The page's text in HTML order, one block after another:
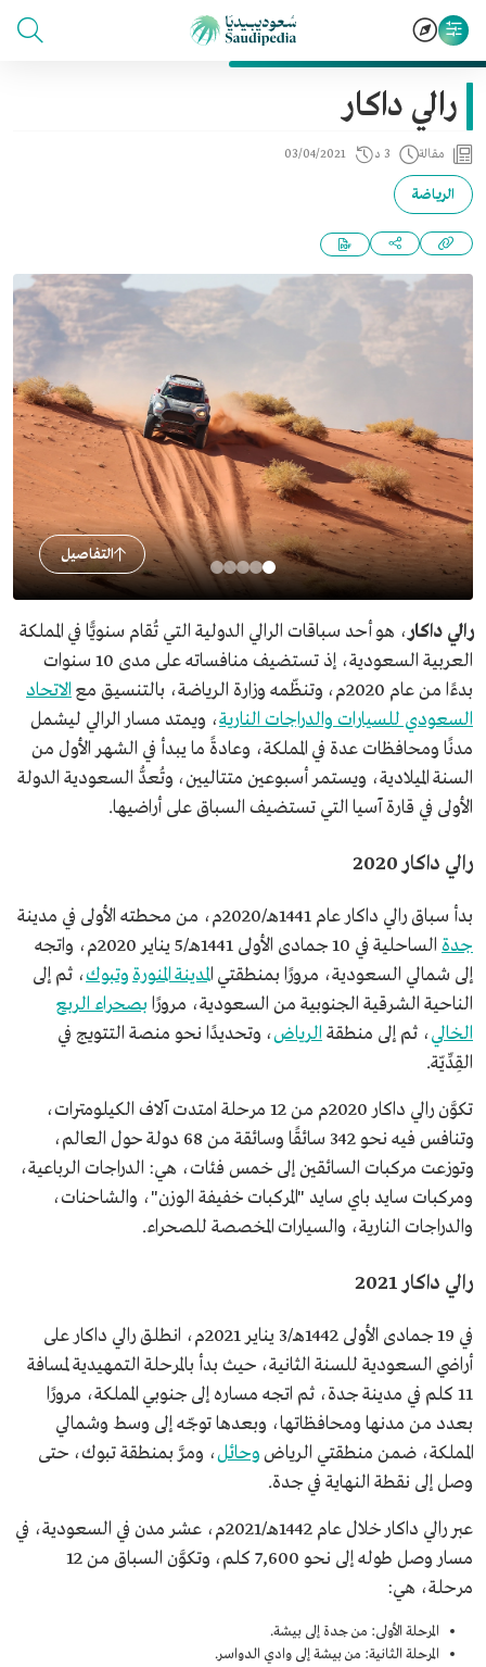
رالي داكار
مقالة 3 د 03/04/2021
الرياضة
التفاصيل
رالي داكار، هو أحد سباقات الرالي الدولية التي تُقام سنويًّا في المملكة
العربية السعودية، إذ تستضيف منافساته على مدى 10 سنوات
بدءًا من عام 2020م، وتنظّمه وزارة الرياضة، بالتنسيق مع
الاتحاد
السعودي للسيارات والدراجات النارية، ويمتد مسار الرالي ليشمل
مدنًا ومحافظات عدة في المملكة، وعادةً ما يبدأ في الشهر الأول من
السنة الميلادية، ويستمر أسبوعين متتاليين، وتُعدُّ السعودية الدولة
الأولى في قارة آسيا التي تستضيف السباق على أراضيها.
رالي داكار 2020
بدأ سباق رالي داكار عام 1441هـ/2020م، من محطته الأولى في مدينة
جدة
الساحلية في 10 جمادى الأولى 1441هـ/5 يناير 2020م، واتجه
إلى شمالي السعودية، مرورًا بمنطقتي المدينة المنورة وتبوك، ثم إلى
الناحية الشرقية الجنوبية من السعودية، مرورًا بصحراء الربع
الخالي، ثم إلى منطقة الرياض، وتحديدًا نحو منصة التتويج في
القِدِّيّة.
تكوَّن رالي داكار 2020م من 12 مرحلة امتدت آلاف الكيلومترات،
وتنافس فيه نحو 342 سائقًا وسائقة من 68 دولة حول العالم،
وتوزعت مركبات السائقين إلى خمس فئات، هي: الدراجات الرباعية،
ومركبات سايد باي سايد "المركبات خفيفة الوزن"، والشاحنات،
والدراجات النارية، والسيارات المخصصة للصحراء.
رالي داكار 2021
في 19 جمادى الأولى 1442هـ/3 يناير 2021م، انطلق رالي داكار على
أراضي السعودية للسنة الثانية، حيث بدأ بالمرحلة التمهيدية لمسافة
11 كلم في مدينة جدة، ثم اتجه مساره إلى جنوبي المملكة، مرورًا
بعدد من مدنها ومحافظاتها، وبعدها توجّه إلى وسط وشمالي
المملكة، ضمن منطقتي الرياضوحائل، ومرَّ بمنطقة تبوك، حتى
وصل إلى نقطة النهاية في جدة.
عبر رالي داكار خلال عام 1442هـ/2021م، عشر مدن في السعودية، في
مسار وصل طوله إلى نحو 7,600 كلم، وتكوَّن السباق من 12
مرحلة، هي:
المرحلة الأولى: من جدة إلى بيشة.
المرحلة الثانية: من بيشة إلى وادي الدواسر.